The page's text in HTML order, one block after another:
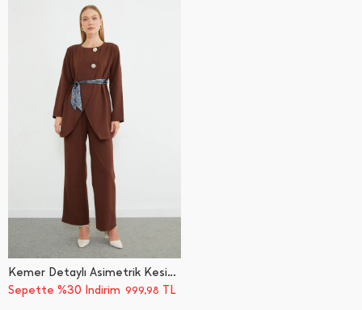
Kemer Detaylı Asimetrik Kesim 2 Li Takım
Sepette %30 İndirim 999,98 TL